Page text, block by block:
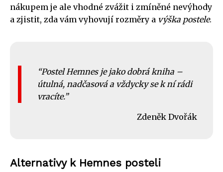
nákupem je ale vhodné zvážit i zmíněné nevýhody
a zjistit, zda vám vyhovují rozměry a výška postele.
Postel Hemnes je jako dobrá kniha –
útulná, nadčasová a vždycky se k ní rádi
vracíte.
Zdeněk Dvořák
Alternativy k Hemnes posteli